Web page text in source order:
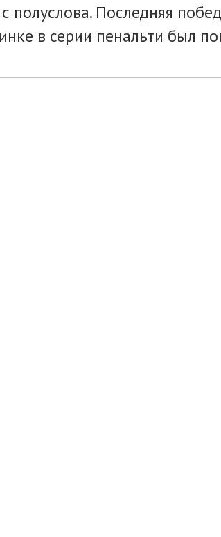
полуслова. Последняя
в серии пенальти был